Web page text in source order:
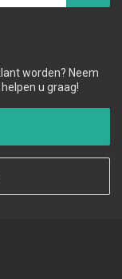
worden? Neem
u graag!